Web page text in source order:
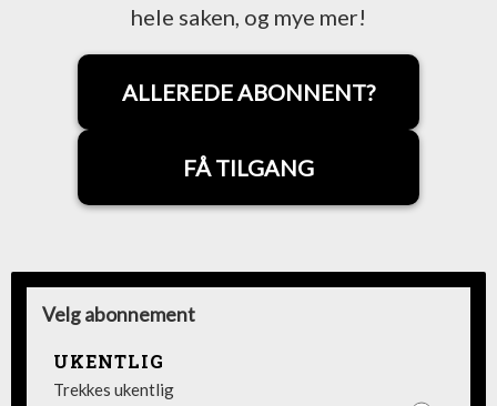
hele saken, og mye mer!
ALLEREDE ABONNENT?
FÅ TILGANG
Velg abonnement
UKENTLIG
Trekkes ukentlig